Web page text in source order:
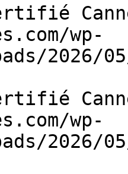
wp-
2026/
wp-
2026/